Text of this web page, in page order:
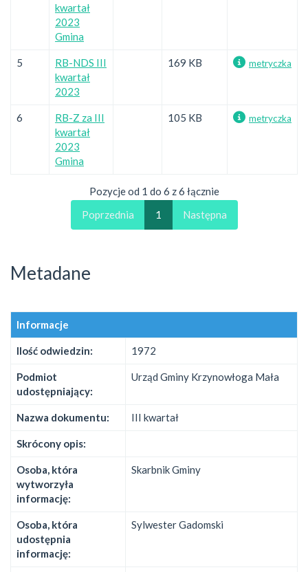
kwartał
2023
Gmina
5
RB-NDS III
kwartał
2023
169 KB metryczka
6
RB-Z za III
kwartał
2023
Gmina
105 KB metryczka
Pozycje od 1 do 6 z 6 łącznie
Poprzednia
1 Następna
Metadane
Informacje
Ilość odwiedzin: 1972
Podmiot
udostępniający:
Urząd Gminy Krzynowłoga Mała
Nazwa dokumentu: III kwartał
Skrócony opis:
Osoba, która
wytworzyła
informację:
Skarbnik Gminy
Osoba, która
udostępnia
informację:
Sylwester Gadomski